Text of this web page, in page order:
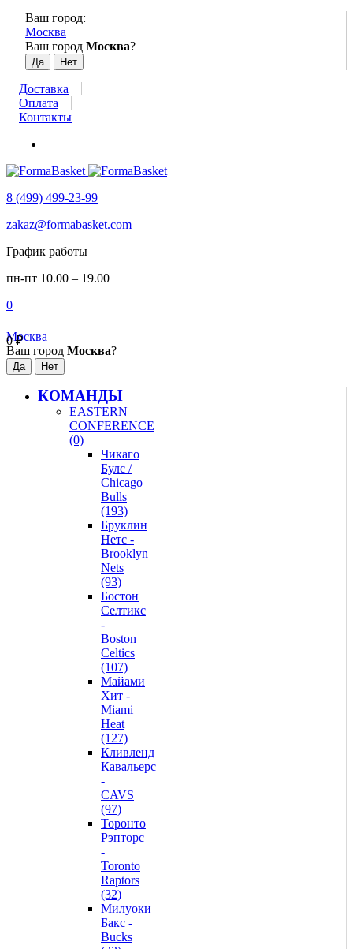
Ваш город:
Москва
Ваш город Москва?
Доставка
Оплата
Контакты
8 (499) 499-23-99
zakaz@formabasket.com
График работы
пн-пт 10.00 – 19.00
0
0₽
Москва
Ваш город Москва?
КОМАНДЫ
EASTERN
CONFERENCE
(0)
Чикаго
Булс /
Chicago
Bulls
(193)
Бруклин
Нетс -
Brooklyn
Nets
(93)
Бостон
Селтикс
-
Boston
Celtics
(107)
Майами
Хит -
Miami
Heat
(127)
Кливленд
Кавальерс
-
CAVS
(97)
Торонто
Рэпторс
-
Toronto
Raptors
(32)
Милуоки
Бакс -
Bucks